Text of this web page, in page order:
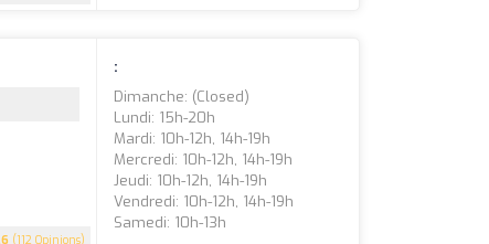
(112 Opinions)
:
Dimanche: (closed)
Lundi: 15h-20h
Mardi: 10h-12h, 14h-19h
Mercredi: 10h-12h, 14h-19h
Jeudi: 10h-12h, 14h-19h
Vendredi: 10h-12h, 14h-19h
Samedi: 10h-13h